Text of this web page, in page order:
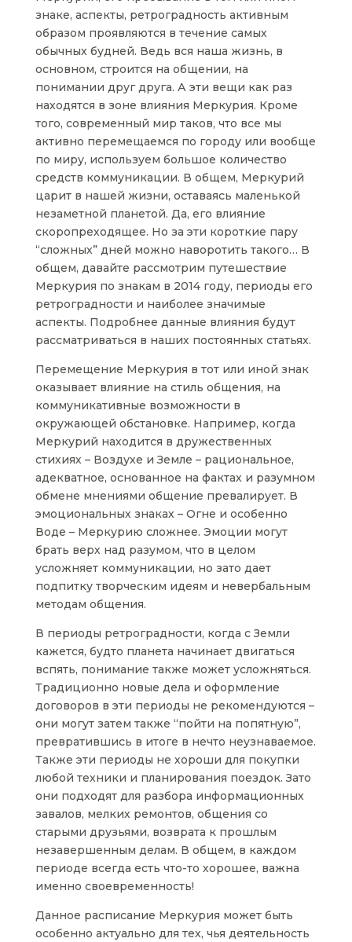
знаке, аспекты, ретроградность активным
образом проявляются в течение самых
обычных будней. Ведь вся наша жизнь, в
основном, строится на общении, на
понимании друг друга. А эти вещи как раз
находятся в зоне влияния Меркурия. Кроме
того, современный мир таков, что все мы
активно перемещаемся по городу или вообще
по миру, используем большое количество
средств коммуникации. В общем, Меркурий
царит в нашей жизни, оставаясь маленькой
незаметной планетой. Да, его влияние
скоропреходящее. Но за эти короткие пару
“сложных” дней можно наворотить такого… В
общем, давайте рассмотрим путешествие
Меркурия по знакам в 2014 году, периоды его
ретроградности и наиболее значимые
аспекты. Подробнее данные влияния будут
рассматриваться в наших постоянных статьях.
Перемещение Меркурия в тот или иной знак
оказывает влияние на стиль общения, на
коммуникативные возможности в
окружающей обстановке. Например, когда
Меркурий находится в дружественных
стихиях – Воздухе и Земле – рациональное,
адекватное, основанное на фактах и разумном
обмене мнениями общение превалирует. В
эмоциональных знаках – Огне и особенно
Воде – Меркурию сложнее. Эмоции могут
брать верх над разумом, что в целом
усложняет коммуникации, но зато дает
подпитку творческим идеям и невербальным
методам общения.
В периоды ретроградности, когда с Земли
кажется, будто планета начинает двигаться
вспять, понимание также может усложняться.
Традиционно новые дела и оформление
договоров в эти периоды не рекомендуются –
они могут затем также “пойти на попятную”,
превратившись в итоге в нечто неузнаваемое.
Также эти периоды не хороши для покупки
любой техники и планирования поездок. Зато
они подходят для разбора информационных
завалов, мелких ремонтов, общения со
старыми друзьями, возврата к прошлым
незавершенным делам. В общем, в каждом
периоде всегда есть что-то хорошее, важна
именно своевременность!
Данное расписание Меркурия может быть
особенно актуально для тех, чья деятельность